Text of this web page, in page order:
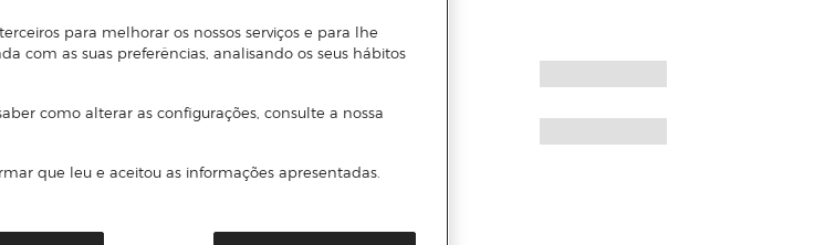
para melhorar os nossos serviços e para lhe
com as suas preferências, analisando os seus hábitos
como alterar as configurações, consulte a nossa
que leu e aceitou as informações apresentadas.